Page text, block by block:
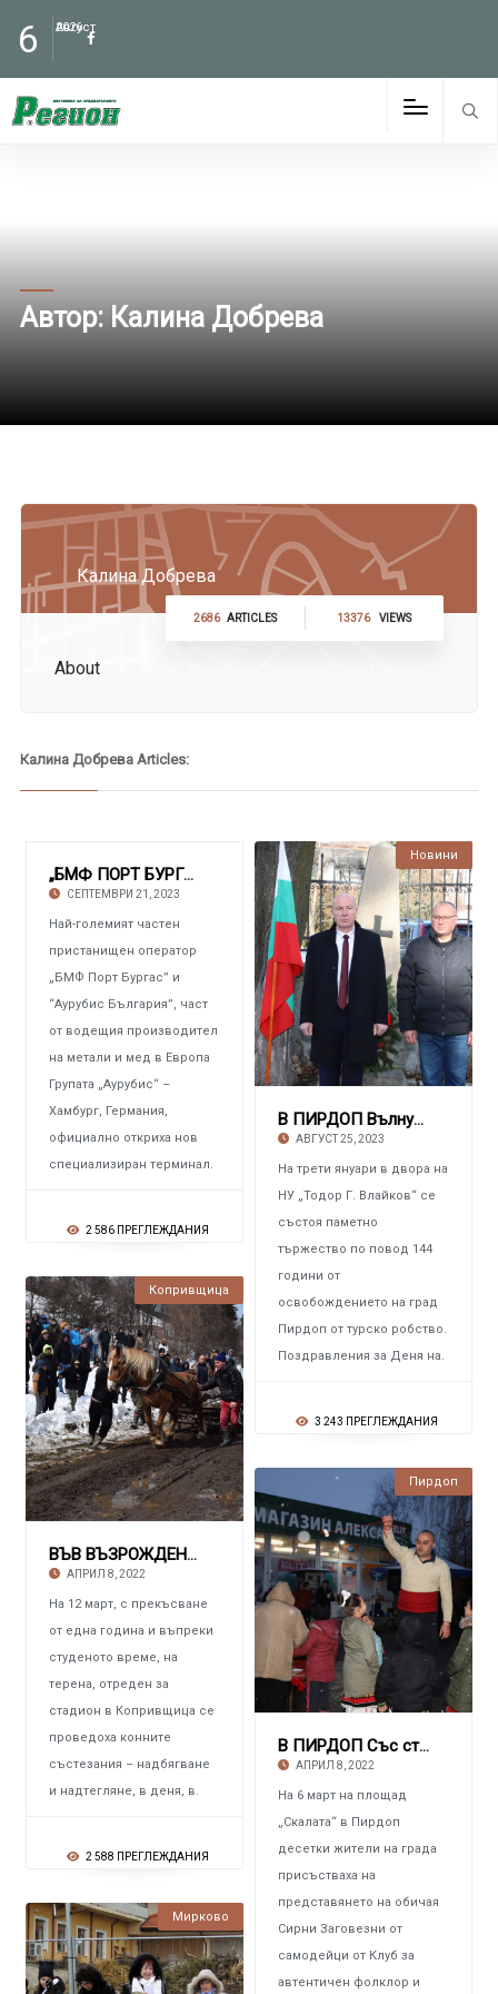
6 Август
2026
Автор:Калина Добрева
Калина Добрева
2686 ARTICLES 13376 VIEWS
About
Калина Добрева Articles:
„БМФ ПОРТ БУРГАС” И „АУРУБИС БЪЛГАРИЯ” Откри
СЕПТЕМВРИ 21, 2023
Най-големият частен
пристанищен оператор
„БМФ Порт Бургас” и
“Аурубис България”, част
от водещия производител
на метали и мед в Европа
Групата „Аурубис“ –
Хамбург, Германия,
официално откриха нов
специализиран терминал.
2 586 ПРЕГЛЕЖДАНИЯ
Култура
Новини
В ПИРДОП Вълнуващи слова и стихове за Деня н
АВГУСТ 25, 2023
На трети януари в двора на
НУ „Тодор Г. Влайков“ се
състоя паметно
тържество по повод 144
години от
освобождението на град
Пирдоп от турско робство.
Поздравления за Деня на.
3 243 ПРЕГЛЕЖДАНИЯ
Копривщица
ВЪВ ВЪЗРОЖДЕНСКИЯ ГРАД КОПРИВЩИЦА Голям праз
АПРИЛ 8, 2022
На 12 март, с прекъсване
от една година и въпреки
студеното време, на
терена, отреден за
стадион в Копривщица се
проведоха конните
състезания – надбягване
и надтегляне, в деня, в.
2 588 ПРЕГЛЕЖДАНИЯ
Пирдоп
В ПИРДОП Със стар обичай начало на Великия п
АПРИЛ 8, 2022
На 6 март на площад
„Скалата“ в Пирдоп
десетки жители на града
присъстваха на
представянето на обичая
Сирни Заговезни от
самодейци от Клуб за
автентичен фолклор и
Мирково